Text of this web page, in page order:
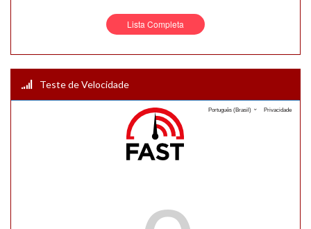
Lista Completa
Teste de Velocidade